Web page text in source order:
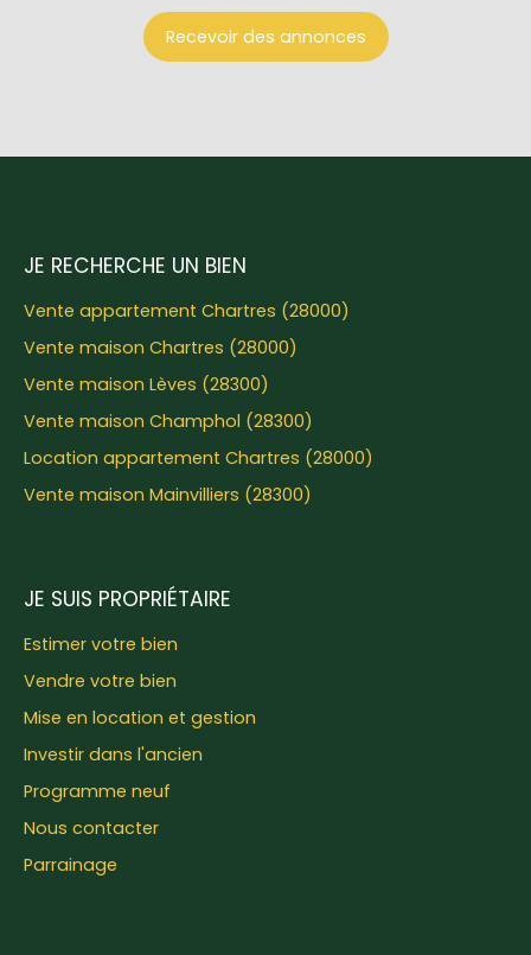
Recevoir des annonces
JE RECHERCHE UN BIEN
Vente appartement Chartres (28000)
Vente maison Chartres (28000)
Vente maison Lèves (28300)
Vente maison Champhol (28300)
Location appartement Chartres (28000)
Vente maison Mainvilliers (28300)
JE SUIS PROPRIÉTAIRE
Estimer votre bien
Vendre votre bien
Mise en location et gestion
Investir dans l'ancien
Programme neuf
Nous contacter
Parrainage